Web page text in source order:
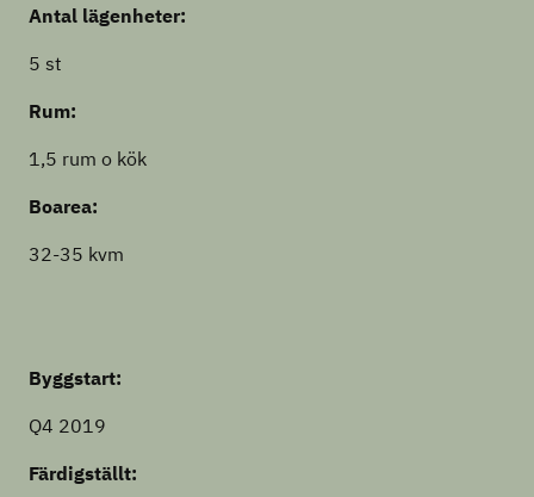
Antal lägenheter:
5 st
Rum:
1,5 rum o kök
Boarea:
32-35 kvm
Byggstart:
Q4 2019
Färdigställt: